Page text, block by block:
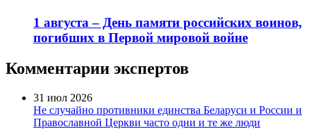
1 августа – День памяти российских воинов,
погибших в Первой мировой войне
Комментарии экспертов
31 июл 2026
Не случайно противники единства Беларуси и России и
Православной Церкви часто одни и те же люди